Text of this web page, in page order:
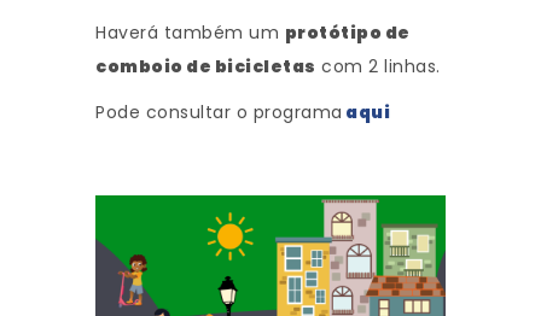
Haverá também um protótipo de
comboio de bicicletas com 2 linhas.
Pode consultar o programa aqui